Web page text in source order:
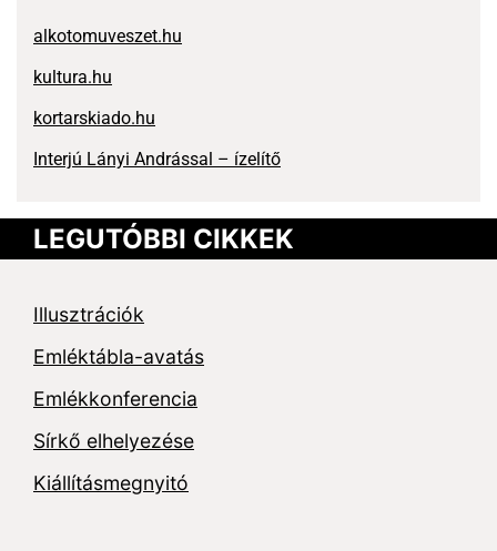
alkotomuveszet.hu
kultura.hu
kortarskiado.hu
Interjú Lányi Andrással – ízelítő
LEGUTÓBBI CIKKEK
Illusztrációk
Emléktábla-avatás
Emlékkonferencia
Sírkő elhelyezése
Kiállításmegnyitó